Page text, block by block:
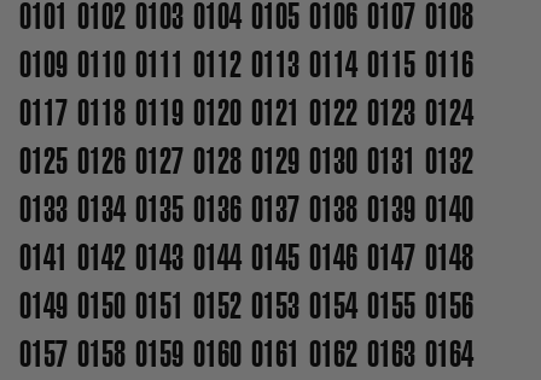
0101 0102 0103 0104 0105 0106 0107 0108
0109 0110 0111 0112 0113 0114 0115 0116
0117 0118 0119 0120 0121 0122 0123 0124
0125 0126 0127 0128 0129 0130 0131 0132
0133 0134 0135 0136 0137 0138 0139 0140
0141 0142 0143 0144 0145 0146 0147 0148
0149 0150 0151 0152 0153 0154 0155 0156
0157 0158 0159 0160 0161 0162 0163 0164